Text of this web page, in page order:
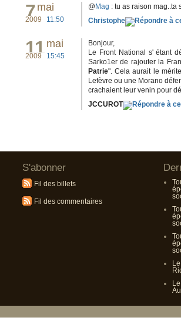
7mai
2009 11:50
@Mag : tu as raison mag..ta
Christophe
11 mai
2009 15:45
Bonjour,
Le Front National s' étant
Sarko1er de rajouter la
Patrie". Cela aurait le
Lefèvre ou une Morano
crachaient leur venin pour
JCCUROT
S'abonner
Fil des billets
Fil des commentaires